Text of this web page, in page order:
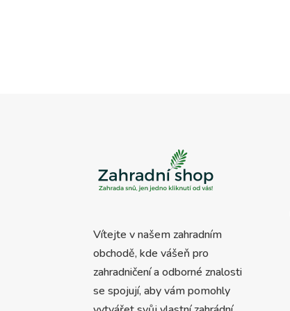
Vítejte v našem zahradním
obchodě, kde vášeň pro
zahradničení a odborné znalosti
se spojují, aby vám pomohly